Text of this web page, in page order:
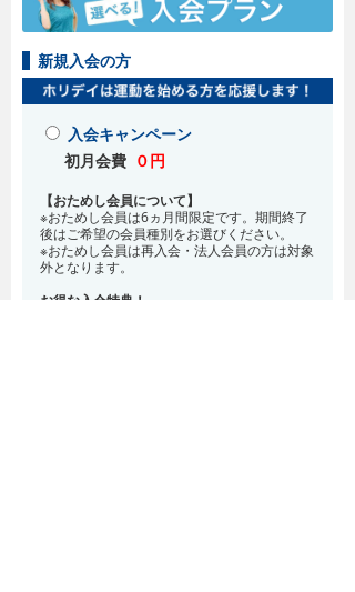
新規入会の方
入会キャンペーン
初月会費 ０円
【おためし会員について】
※おためし会員は6ヵ月間限定です。期間終了
後はご希望の会員種別をお選びください。
※おためし会員は再入会・法人会員の方は対象
外となります。
お得な入会特典！